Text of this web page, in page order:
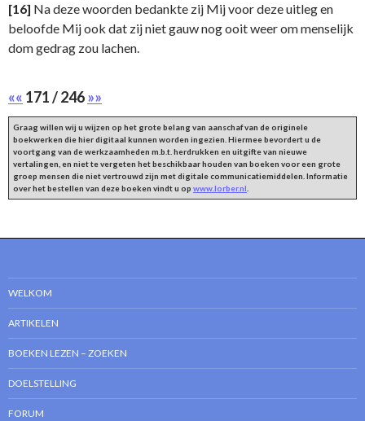
[16] Na deze woorden bedankte zij Mij voor deze uitleg en
beloofde Mij ook dat zij niet gauw nog ooit weer om menselijk
dom gedrag zou lachen.
«« 171 / 246»»
Graag willen wij u wijzen op het grote belang van aanschaf van de originele
boekwerken die hier digitaal kunnen worden ingezien. Hiermee bevordert u de
voortgang van de werkzaamheden m.b.t. herdrukken en uitgifte van nieuwe
vertalingen, en niet te vergeten het beschikbaar houden van boeken voor een grote
groep mensen die niet vertrouwd zijn met digitale communicatiemiddelen. Informatie
over het bestellen van deze boeken vindt u op www.lorber.nl
WELKOM
ARTIKELEN
BOEKEN LEZEN – ZOEKEN
DOELSTELLING
FORUM